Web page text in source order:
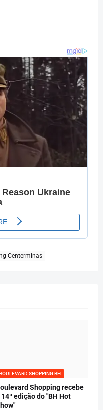
Centerminas
SHOPPING BH
Shopping recebe
edição do "BH Hot